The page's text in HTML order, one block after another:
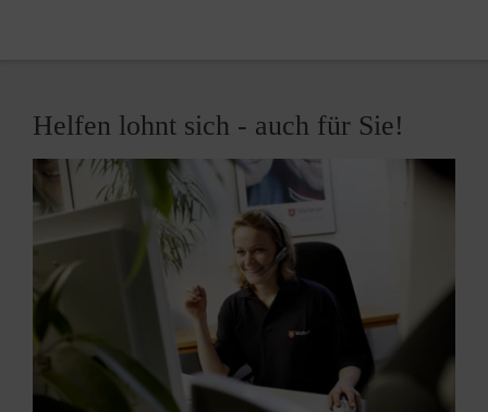
Helfen lohnt sich - auch für Sie!